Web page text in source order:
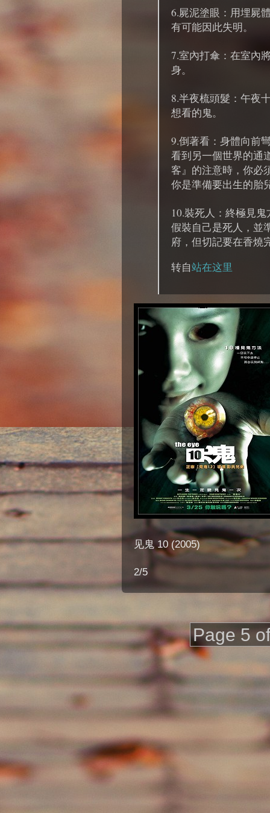
6.屍泥塗眼：用埋屍
有可能因此失明。
7.室內打傘：在室內
身。
8.半夜梳頭髮：午夜
想看的鬼。
9.倒著看：身體向前
看到另一個世界的通
客』的注意時，你必
你是準備要出生的胎
10.裝死人：終極見
假裝自己是死人，並
府，但切記要在香燒
转自站在这里
见鬼 10 (2005)
2/5
Page 5